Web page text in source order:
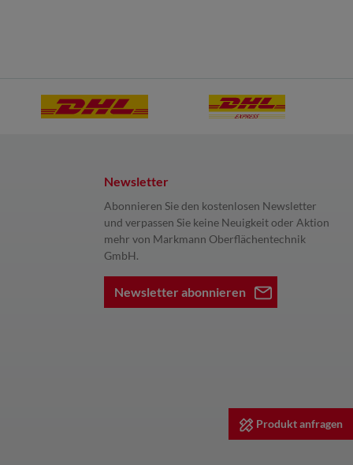
Newsletter
Abonnieren Sie den kostenlosen Newsletter
und verpassen Sie keine Neuigkeit oder Aktion
mehr von Markmann Oberflächentechnik
GmbH.
Newsletter abonnieren
Produkt anfragen